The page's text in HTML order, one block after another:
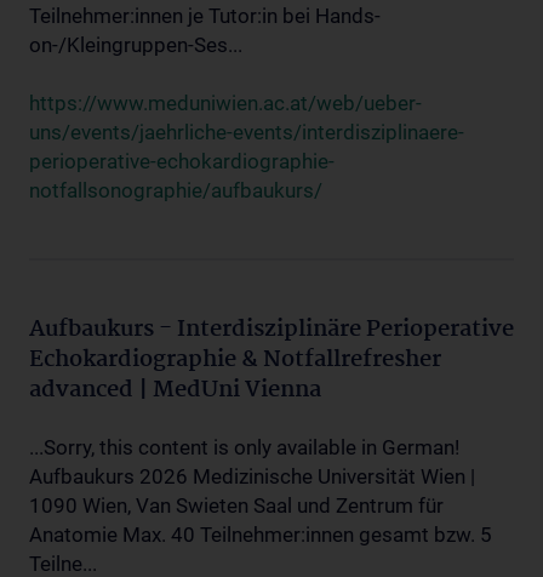
Teilnehmer:innen je Tutor:in bei Hands-
on-/Kleingruppen-Ses...
https://www.meduniwien.ac.at/web/ueber-
uns/events/jaehrliche-events/interdisziplinaere-
perioperative-echokardiographie-
notfallsonographie/aufbaukurs/
Aufbaukurs - Interdisziplinäre Perioperative
Echokardiographie & Notfallrefresher
advanced | MedUni Vienna
...Sorry, this content is only available in German!
Aufbaukurs 2026 Medizinische Universität Wien |
1090 Wien, Van Swieten Saal und Zentrum für
Anatomie Max. 40 Teilnehmer:innen gesamt bzw. 5
Teilne...